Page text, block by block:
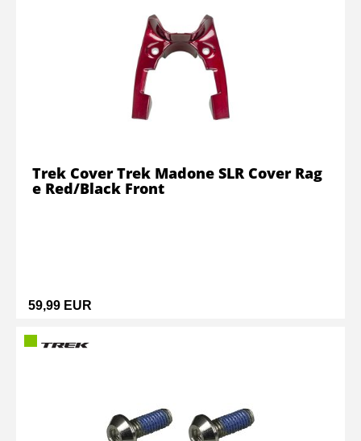
59,99 EUR
Trek Cover Trek Madone SLR Cover Rag
e Red/Black Front